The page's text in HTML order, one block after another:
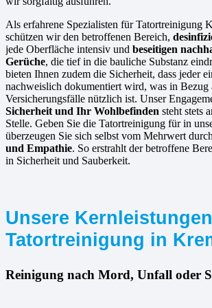
Als erfahrene Spezialisten für Tatortreinigung
schützen wir den betroffenen Bereich,
jede Oberfläche intensiv und beseitigen
Gerüche, die tief in die bauliche Substanz
bieten Ihnen zudem die Sicherheit, dass jeder
nachweislich dokumentiert wird, was in Bezug
Versicherungsfälle nützlich ist. Unser
Sicherheit und Ihr Wohlbefinden steht stets
Stelle. Geben Sie die Tatortreinigung für in
überzeugen Sie sich selbst vom Mehrwert durch
und Empathie. So erstrahlt der betroffene
in Sicherheit und Sauberkeit.
Unsere
Tatortreinigung in
Reinigung nach Mord, Unfall oder